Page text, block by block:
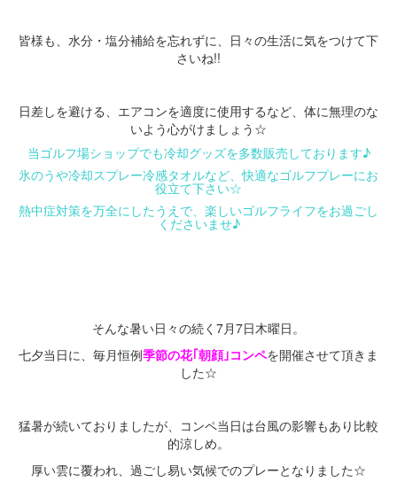
皆様も、水分・塩分補給を忘れずに、日々の生活に気をつけて下
さいね!!
日差しを避ける、エアコンを適度に使用するなど、体に無理のな
いよう心がけましょう☆
当ゴルフ場ショップでも冷却グッズを多数販売しております♪
氷のうや冷却スプレー冷感タオルなど、快適なゴルフプレーにお
役立て下さい☆
熱中症対策を万全にしたうえで、楽しいゴルフライフをお過ごし
くださいませ♪
そんな暑い日々の続く7月7日木曜日。
七夕当日に、毎月恒例季節の花｢朝顔｣コンペを開催させて頂きま
した☆
猛暑が続いておりましたが、コンペ当日は台風の影響もあり比較
的涼しめ。
厚い雲に覆われ、過ごし易い気候でのプレーとなりました☆